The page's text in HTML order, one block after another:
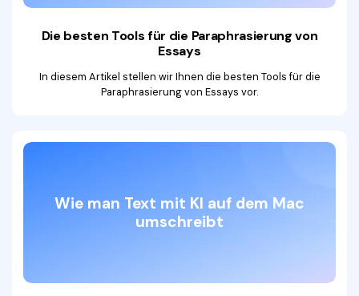
Die besten Tools für die Paraphrasierung von
Essays
In diesem Artikel stellen wir Ihnen die besten Tools für die
Paraphrasierung von Essays vor.
Wie man Text mit KI auf dem Mac
umschreibt